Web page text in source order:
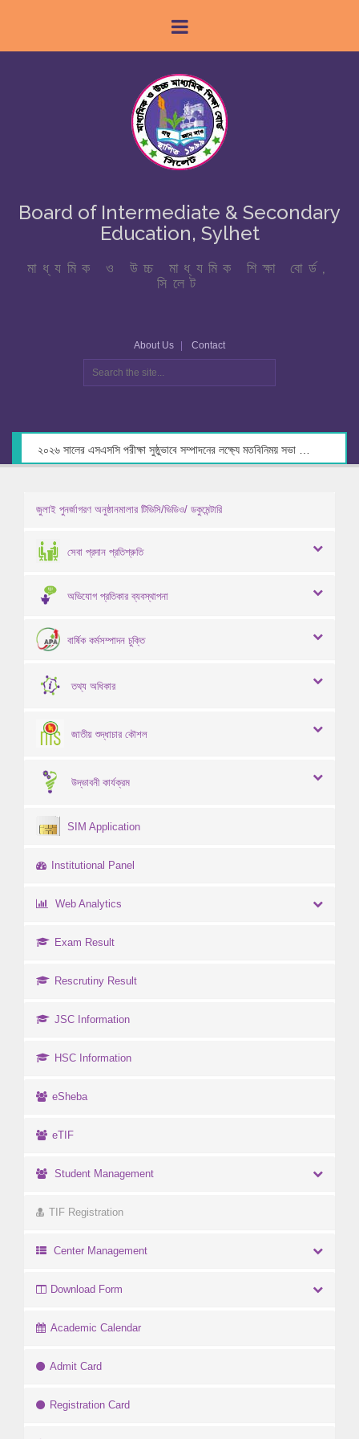
Board of Intermediate & Secondary
Education, Sylhet
মাধ্যমিক ও উচ্চ মাধ্যমিক শিক্ষা বোর্ড,
সিলেট
About Us Contact
জুলাই পুনর্জাগরণ অনুষ্ঠানমালার টিভিসি/ভিডিও/ ডকুমেন্টারি
সেবা প্রদান প্রতিশ্রুতি
অভিযোগ প্রতিকার ব্যবস্থাপনা
বার্ষিক কর্মসম্পাদন চুক্তি
তথ্য অধিকার
জাতীয় শুদ্ধাচার কৌশল
উদ্ভাবনী কার্যক্রম
SIM Application
Institutional Panel
Web Analytics
Exam Result
Rescrutiny Result
JSC Information
HSC Information
eSheba
eTIF
Student Management
TIF Registration
Center Management
Download Form
Academic Calendar
Admit Card
Registration Card